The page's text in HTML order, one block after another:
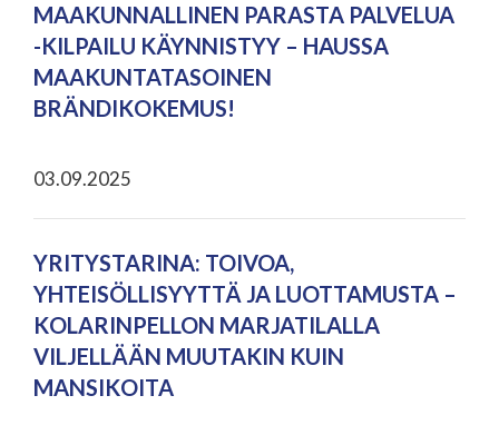
MAAKUNNALLINEN PARASTA PALVELUA
-KILPAILU KÄYNNISTYY – HAUSSA
MAAKUNTATASOINEN
BRÄNDIKOKEMUS!
03.09.2025
YRITYSTARINA: TOIVOA,
YHTEISÖLLISYYTTÄ JA LUOTTAMUSTA –
KOLARINPELLON MARJATILALLA
VILJELLÄÄN MUUTAKIN KUIN
MANSIKOITA